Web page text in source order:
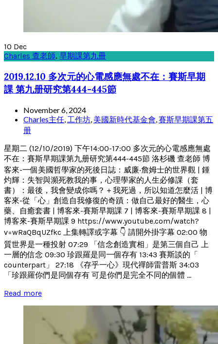
10 Dec
Charles 查老師, 早期課第九冊
2019.12.10 多次元的心電感應無處不在：賽斯早期
課 第九册研究第444-445節
November 6, 2024
Charles主任 工作坊 美國新時代基金會 賽斯早期課第五
册
星期二 (12/10/2019) 下午14:00-17:00 多次元的心電感應無處
不在：賽斯早期課第九册研究第444-445節 洛杉磯 查老師 博
客來-一個美國哲學家的死後日誌：威廉‧詹姆士的世界觀 | 鍾
灼輝：失智與瀕死教我的事，心理學家的人生必修課（套
書）：最後，我會變成你嗎？＋我死過，所以知道怎麼活 | 博
客來-從「心」創造自我修復的奇蹟：做自己最好的醫生，心
藥、自癒套書 | 博客來-賽斯早期課 7 | 博客來-賽斯早期課 8 |
博客來-賽斯早期課 9 https://www.youtube.com/watch?
v=wRaQBqUZfkc 上集轉譯或字幕 👇 請開外掛字幕 02:00 物
質世界是一種投射 07:29 「信念創造實相」是第三個自己 上
一層的信念 09:30 珍跟羅是同一個存有 13:43 賽斯談的「
counterpart」 27:18 《存乎一心》現代禪師雷普斯 34:03
「珍跟羅你們是同個存有 可是你們是完全不同的個體 ...
Read more